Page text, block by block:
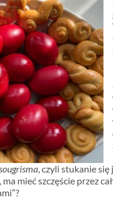
, czyli stukanie
mieć szczęście przez